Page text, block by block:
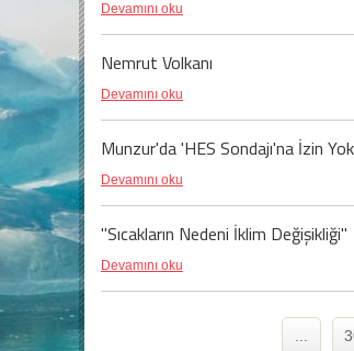
Devamını oku
Nemrut Volkanı
Devamını oku
Munzur'da 'HES Sondajı'na İzin Yok
Devamını oku
"Sıcakların Nedeni İklim Değişikliği"
Devamını oku